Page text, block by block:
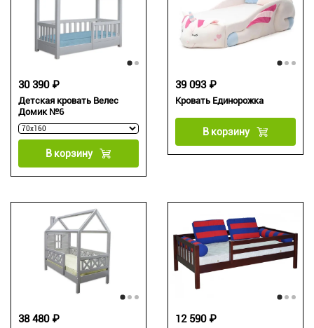
Детская кровать Велес
Домик №6
30 390 ₽
В корзину
Кровать Единорожка
39 093 ₽
В корзину
38 480 ₽ 12 590 ₽